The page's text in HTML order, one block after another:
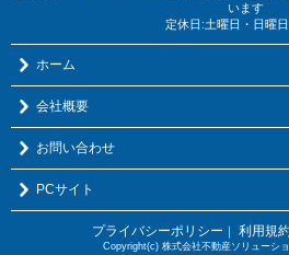
います
定休日:土曜日・日曜
ホーム
会社概要
お問い合わせ
PCサイト
プライバシーポリシー 利用規
Copyright(c) 株式会社不動産ソリューシ